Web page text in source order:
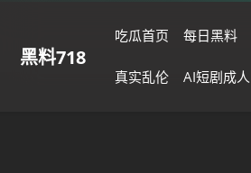
黑料718
吃瓜首页 每日黑料
真实乱伦 AI短剧成人